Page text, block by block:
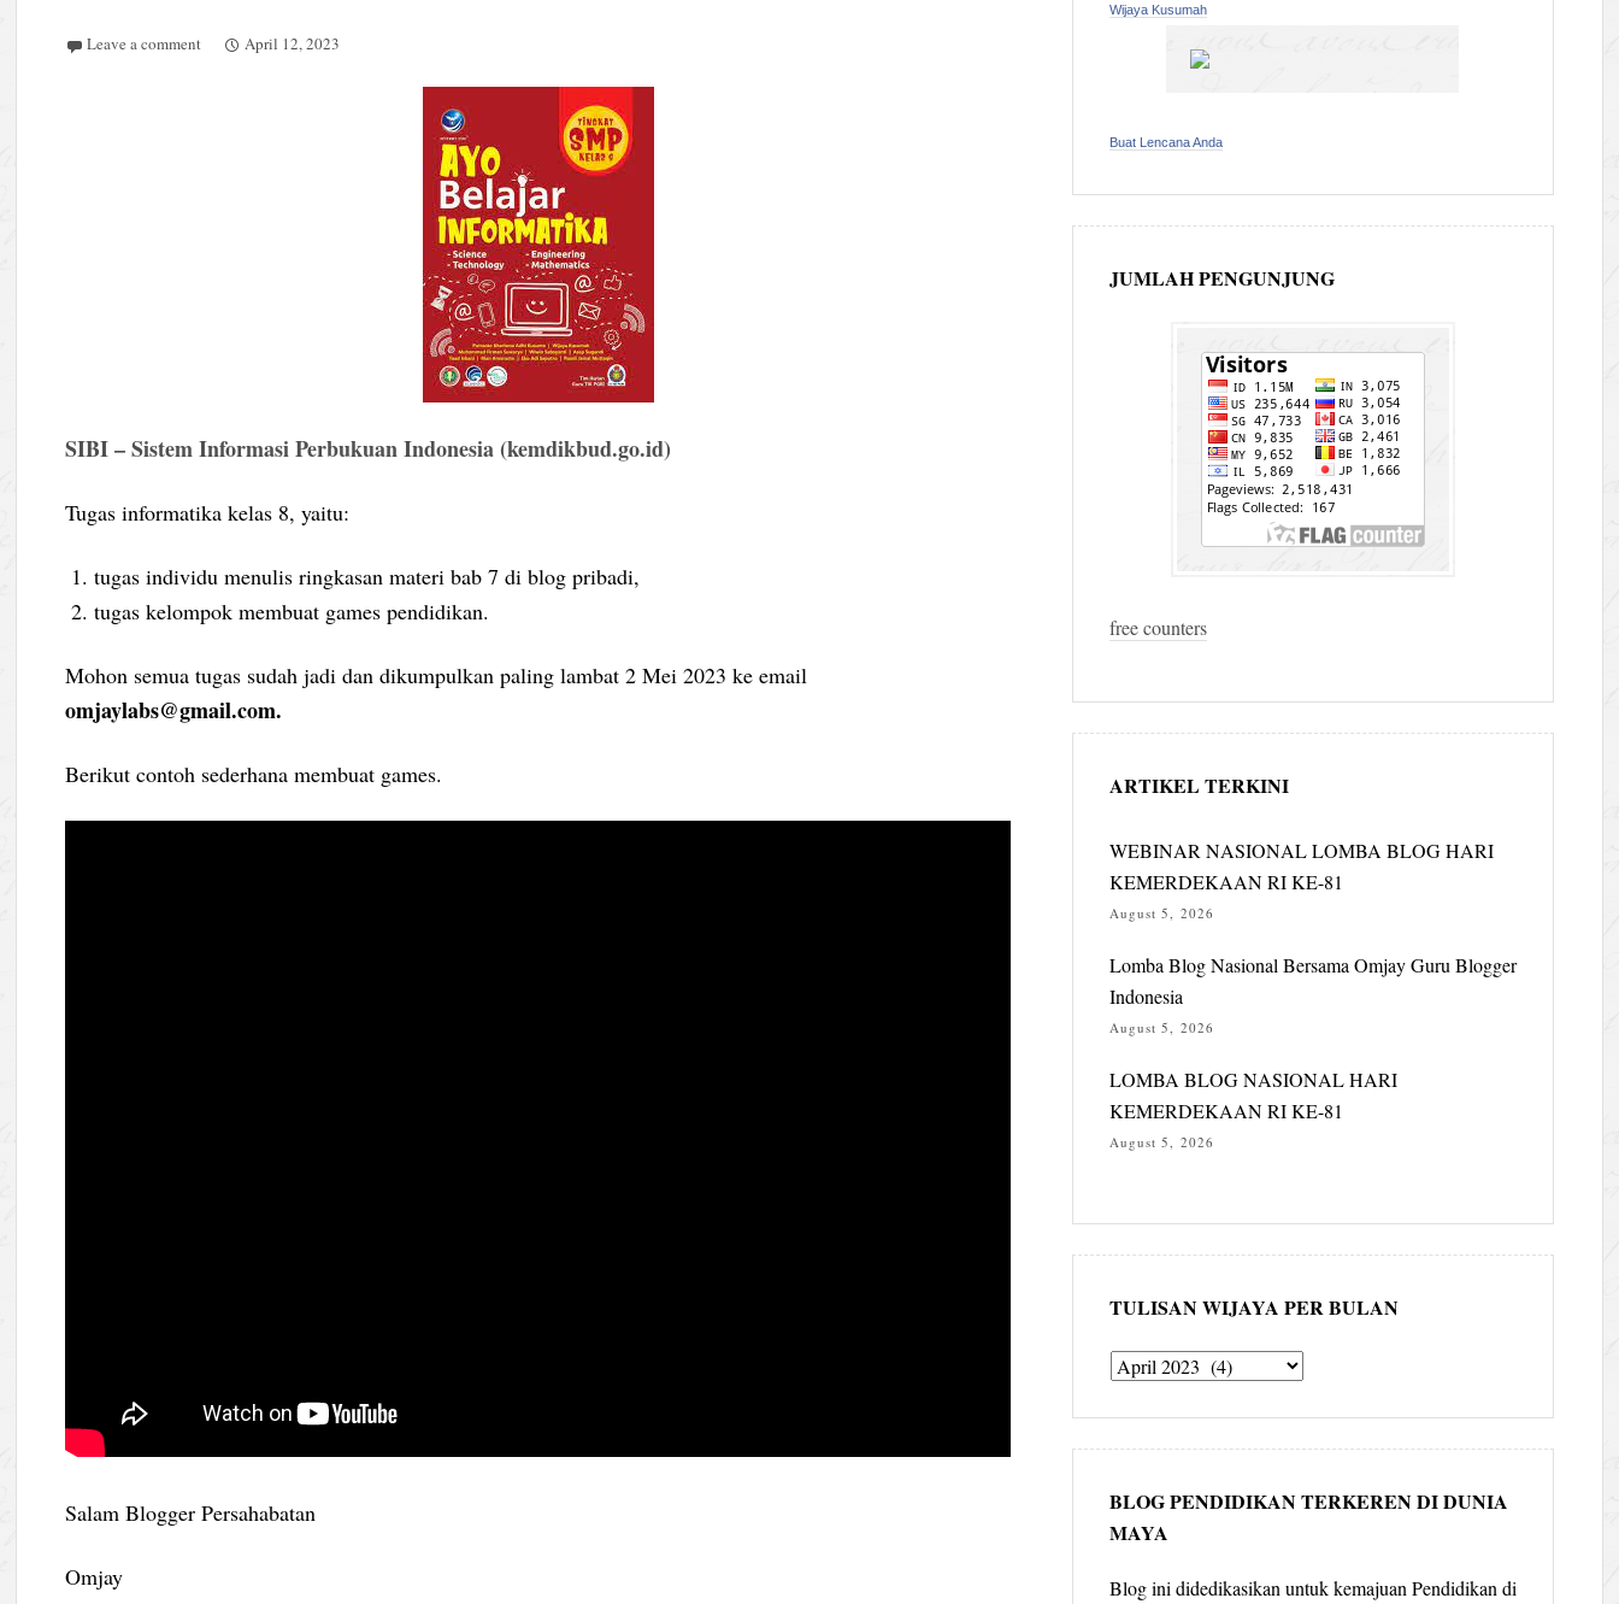
Leave a comment April 12, 2023
SIBI – Sistem Informasi Perbukuan Indonesia (kemdikbud.go.id)
Tugas informatika kelas 8, yaitu:
tugas individu menulis ringkasan materi bab 7 di blog pribadi,
tugas kelompok membuat games pendidikan.
Mohon semua tugas sudah jadi dan dikumpulkan paling lambat 2 Mei 2023 ke email
omjaylabs@gmail.com.
Berikut contoh sederhana membuat games.
Salam Blogger Persahabatan
Omjay
Wijaya Kusumah
Buat Lencana Anda
JUMLAH PENGUNJUNG
free counters
ARTIKEL TERKINI
WEBINAR NASIONAL LOMBA BLOG HARI
KEMERDEKAAN RI KE-81
August 5, 2026
Lomba Blog Nasional Bersama Omjay Guru Blogger
Indonesia
August 5, 2026
LOMBA BLOG NASIONAL HARI
KEMERDEKAAN RI KE-81
August 5, 2026
TULISAN WIJAYA PER BULAN
Tulisan
per
bulan
BLOG PENDIDIKAN TERKEREN DI DUNIA
MAYA
Blog ini didedikasikan untuk kemajuan Pendidikan di